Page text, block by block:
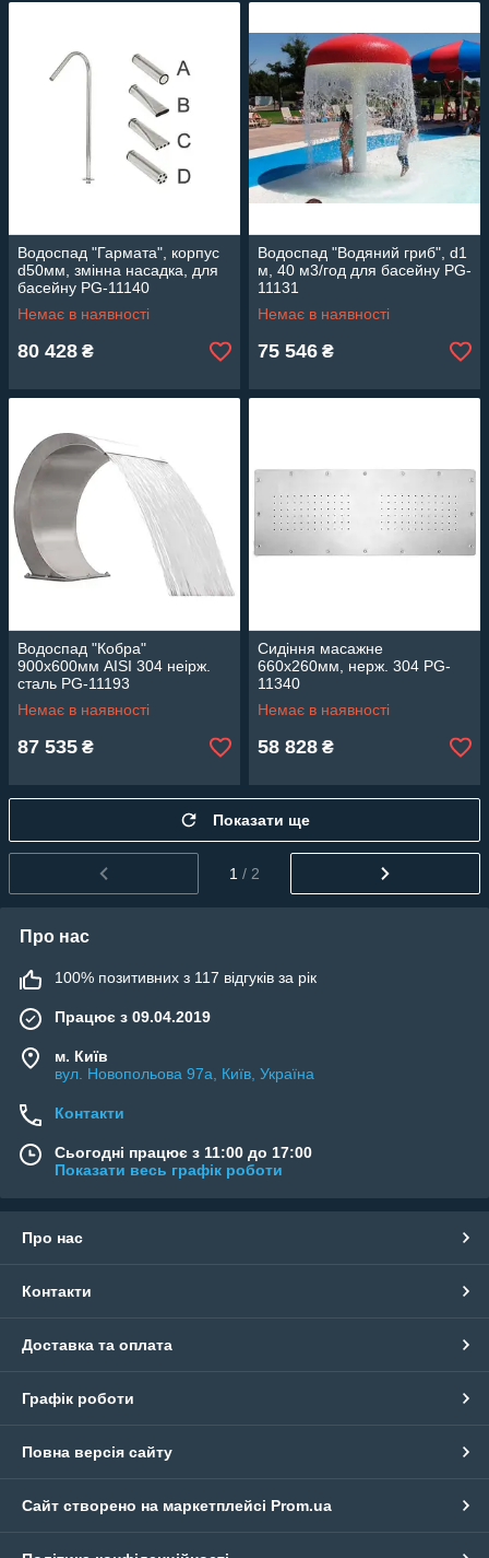
Водоспад "Гармата", корпус
d50мм, змінна насадка, для
басейну PG-11140
Немає в наявності
80 428 ₴
Водоспад "Водяний гриб", d1
м, 40 м3/год для басейну PG-
11131
Немає в наявності
75 546 ₴
Водоспад "Кобра"
900х600мм AISI 304 неірж.
сталь PG-11193
Немає в наявності
87 535 ₴
Cидіння масажне
660х260мм, нерж. 304 PG-
11340
Немає в наявності
58 828 ₴
Показати ще
1 / 2
Про нас
100% позитивних з 117 відгуків за рік
Працює з 09.04.2019
м. Київ
вул. Новопольова 97а, Київ, Україна
Контакти
Сьогодні працює з 11:00 до 17:00
Показати весь графік роботи
Про нас
Контакти
Доставка та оплата
Графік роботи
Повна версія сайту
Сайт створено на маркетплейсі Prom.ua